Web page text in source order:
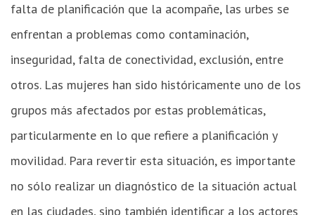
falta de planificación que la acompañe, las urbes se
enfrentan a problemas como contaminación,
inseguridad, falta de conectividad, exclusión, entre
otros. Las mujeres han sido históricamente uno de los
grupos más afectados por estas problemáticas,
particularmente en lo que refiere a planificación y
movilidad. Para revertir esta situación, es importante
no sólo realizar un diagnóstico de la situación actual
en las ciudades, sino también identificar a los actores